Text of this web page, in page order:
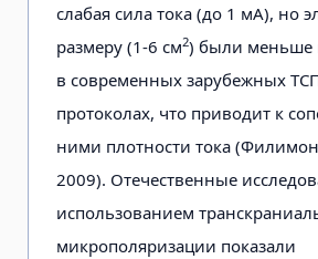
слабая сила тока (до 1 мА), но
размеру (1-6 см2) были меньше
в современных зарубежных
протоколах, что приводит к
ними плотности тока
2009). Отечественные
использованием
микрополяризации показали